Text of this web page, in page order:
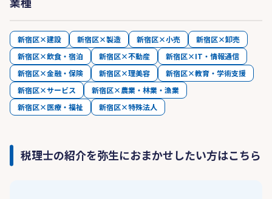
新宿区×建設 新宿区×製造 新宿区×小売
新宿区×卸売
新宿区×飲食・宿泊
新宿区×不動産
新宿区×IT・情報通信
新宿区×金融・保険
新宿区×理美容
新宿区×教育・学術支援
新宿区×サービス
新宿区×農業・林業・漁業
新宿区×医療・福祉
新宿区×特殊法人
税理士の紹介を弥生におまかせしたい方はこちら